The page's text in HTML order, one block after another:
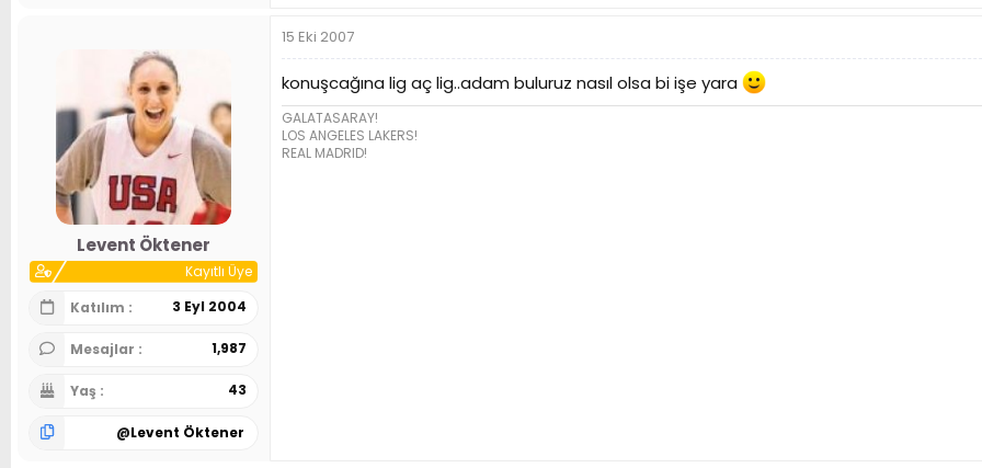
Levent Öktener
Kayıtlı Üye
Katılım
3 Eyl 2004
Mesajlar 1,987
Yaş 43
@Levent Öktener
15 Eki 2007
konuşcağına lig aç lig..adam buluruz nasıl olsa bi işe yara
GALATASARAY!
LOS ANGELES LAKERS!
REAL MADRID!